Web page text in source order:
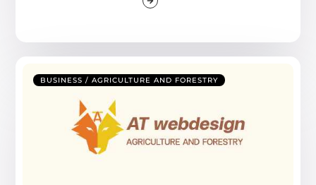
BUSINESS / AGRICULTURE AND FORESTRY